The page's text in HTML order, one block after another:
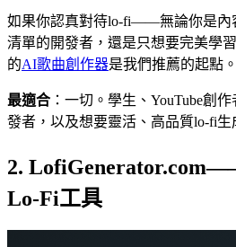
如果你認真對待lo-fi——無論你是內
清單的開發者，還是只想要完美學
的AI歌曲創作器是我們推薦的起點。
最適合 ：一切。學生、YouTube創
發者，以及想要靈活、高品質lo-fi生
2.
Lo-Fi工具